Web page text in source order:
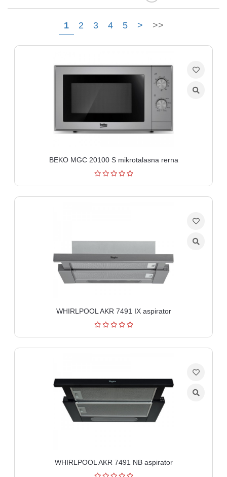
Software
kategorije
1 2 3 4 5 > >>
BEKO MGC 20100 S mikrotalasna rerna
WHIRLPOOL AKR 7491 IX aspirator
WHIRLPOOL AKR 7491 NB aspirator